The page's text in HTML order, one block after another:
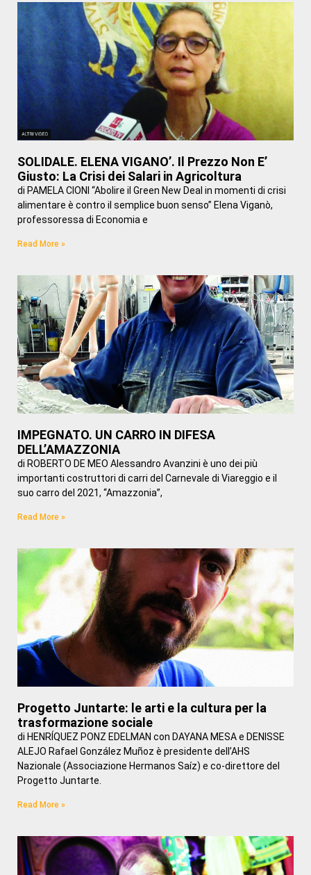
SOLIDALE. ELENA VIGANO’. Il Prezzo Non E’
Giusto: La Crisi dei Salari in Agricoltura
di PAMELA CIONI “Abolire il Green New Deal in momenti di crisi
alimentare è contro il semplice buon senso” Elena Viganò,
professoressa di Economia e
Read More »
IMPEGNATO. UN CARRO IN DIFESA
DELL’AMAZZONIA
di ROBERTO DE MEO Alessandro Avanzini è uno dei più
importanti costruttori di carri del Carnevale di Viareggio e il
suo carro del 2021, “Amazzonia”,
Read More »
Progetto Juntarte: le arti e la cultura per la
trasformazione sociale
di HENRÍQUEZ PONZ EDELMAN con DAYANA MESA e DENISSE
ALEJO Rafael González Muñoz è presidente dell’AHS
Nazionale (Associazione Hermanos Saíz) e co-direttore del
Progetto Juntarte.
Read More »